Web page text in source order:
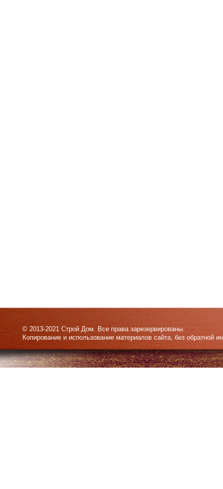
© 2013-2021 Строй Дом. Все права зарезервированы.
Копирование и использование материалов сайта, без обратной